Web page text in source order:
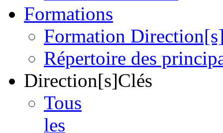
Formations
Formation
Répertoire des
Direction[s]Clés
Tous
les